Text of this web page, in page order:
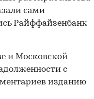
сами
Райффайзенбанк
и Московской
с
изданию